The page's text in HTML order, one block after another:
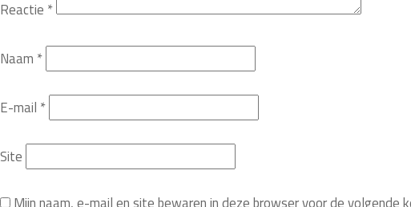
Reactie *
Naam *
E-mail *
Site